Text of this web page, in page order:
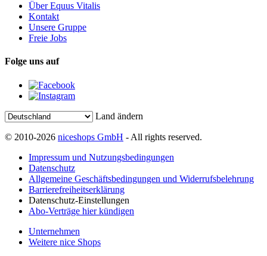
Über Equus Vitalis
Kontakt
Unsere Gruppe
Freie Jobs
Folge uns auf
Land ändern
© 2010-2026 niceshops GmbH - All rights reserved.
Impressum und Nutzungsbedingungen
Datenschutz
Allgemeine Geschäftsbedingungen und Widerrufsbelehrung
Barrierefreiheitserklärung
Datenschutz-Einstellungen
Abo-Verträge hier kündigen
Unternehmen
Weitere nice Shops